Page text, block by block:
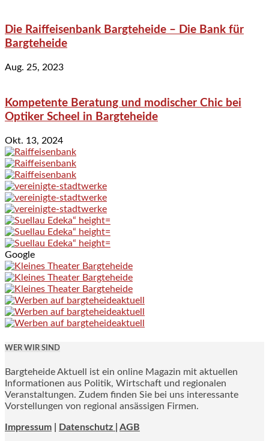
Die Raiffeisenbank Bargteheide – Die Bank für
Bargteheide
Aug. 25, 2023
Kompetente Beratung und modischer Chic bei
Optiker Scheel in Bargteheide
Okt. 13, 2024
Google
WER WIR SIND
Bargteheide Aktuell ist ein online Magazin mit aktuellen
Informationen aus Politik, Wirtschaft und regionalen
Veranstaltungen. Zudem finden Sie bei uns interessante
Vorstellungen von regional ansässigen Firmen.
Impressum Datenschutz | AGB